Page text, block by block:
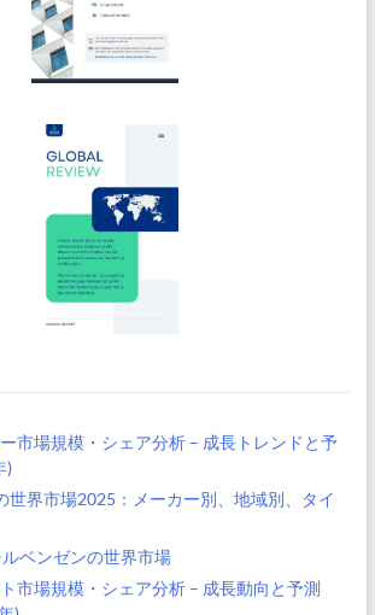
市場規模・シェア分析 – 成長トレンドと予
)
世界市場2025：メーカー別、地域別、タイ
ベンゼンの世界市場
市場規模・シェア分析 – 成長動向と予測